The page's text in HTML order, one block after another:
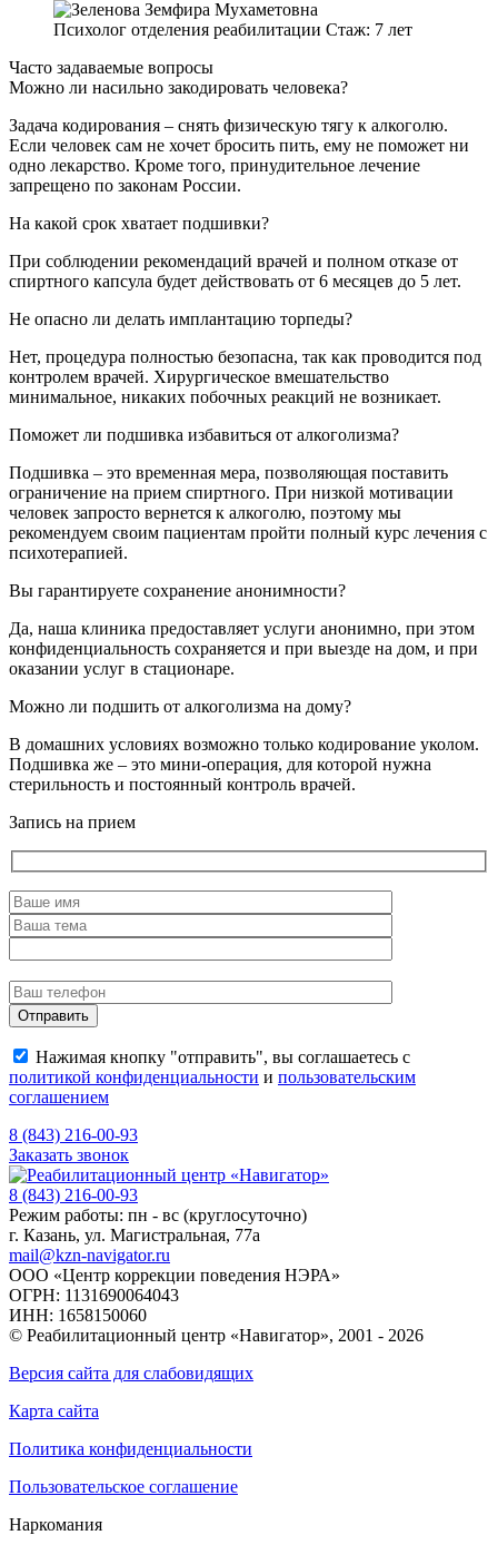
Психолог отделения реабилитации Стаж: 7 лет
Часто задаваемые вопросы
Можно ли насильно закодировать человека?
Задача кодирования – снять физическую тягу к алкоголю.
Если человек сам не хочет бросить пить, ему не поможет ни
одно лекарство. Кроме того, принудительное лечение
запрещено по законам России.
На какой срок хватает подшивки?
При соблюдении рекомендаций врачей и полном отказе от
спиртного капсула будет действовать от 6 месяцев до 5 лет.
Не опасно ли делать имплантацию торпеды?
Нет, процедура полностью безопасна, так как проводится под
контролем врачей. Хирургическое вмешательство
минимальное, никаких побочных реакций не возникает.
Поможет ли подшивка избавиться от алкоголизма?
Подшивка – это временная мера, позволяющая поставить
ограничение на прием спиртного. При низкой мотивации
человек запросто вернется к алкоголю, поэтому мы
рекомендуем своим пациентам пройти полный курс лечения с
психотерапией.
Вы гарантируете сохранение анонимности?
Да, наша клиника предоставляет услуги анонимно, при этом
конфиденциальность сохраняется и при выезде на дом, и при
оказании услуг в стационаре.
Можно ли подшить от алкоголизма на дому?
В домашних условиях возможно только кодирование уколом.
Подшивка же – это мини-операция, для которой нужна
стерильность и постоянный контроль врачей.
Запись на прием
Нажимая кнопку "отправить", вы соглашаетесь с
политикой конфиденциальности и пользовательским
соглашением
8 (843) 216-00-93
Заказать звонок
8 (843) 216-00-93
Режим работы: пн - вс (круглосуточно)
г. Казань, ул. Магистральная, 77a
mail@kzn-navigator.ru
ООО «Центр коррекции поведения НЭРА»
ОГРН: 1131690064043
ИНН: 1658150060
© Реабилитационный центр «Навигатор», 2001 - 2026
Версия сайта для слабовидящих
Карта сайта
Политика конфиденциальности
Пользовательское соглашение
Наркомания